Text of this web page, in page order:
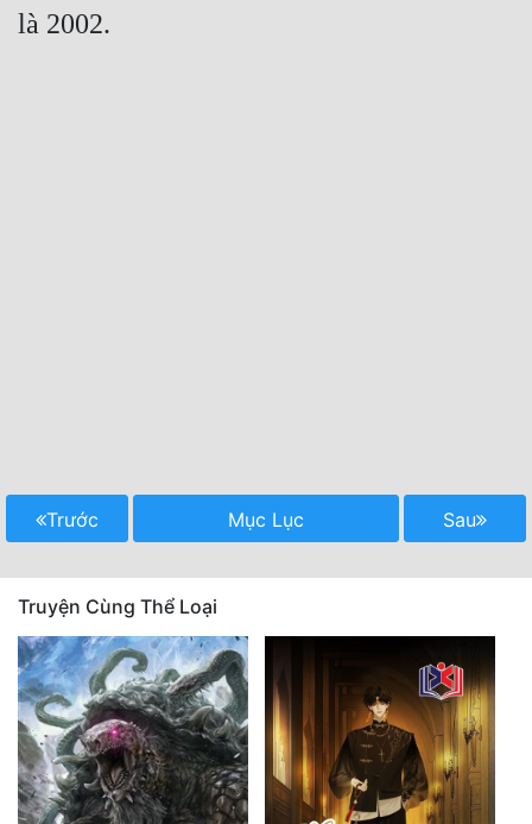
Trước Mục Lục Sau
Truyện Cùng Thể Loại